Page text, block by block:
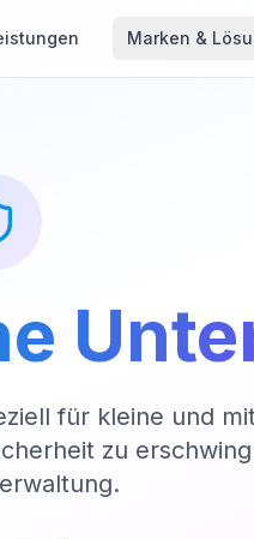
Marken &
für kleine und
zu